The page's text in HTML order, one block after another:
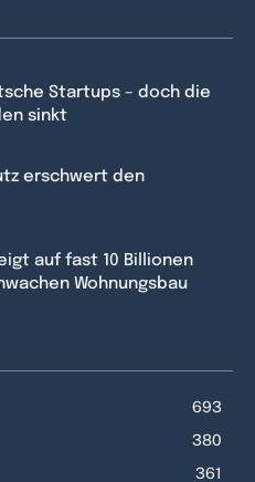
Startups – doch die
sinkt
erschwert den
auf fast 10 Billionen
Wohnungsbau
693
380
361